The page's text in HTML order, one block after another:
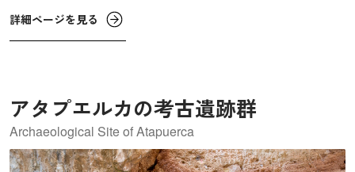
ます。特徴的なのは、プレロマネスク様式の1つであるアス
トゥリアス様式で建造されている点です。その代表例がサ
す。この教会建築が後のイベリア半島における建築様式の
発展に強い影響を与えました。
詳細ページを見る
アタプエルカの考古遺跡群
Archaeological Site of Atapuerca